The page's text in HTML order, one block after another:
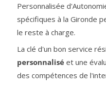
Personnalisée
spécifiques à la Gironde
le reste à charge.
La clé d'un bon service
personnaliséet une
des compétences de